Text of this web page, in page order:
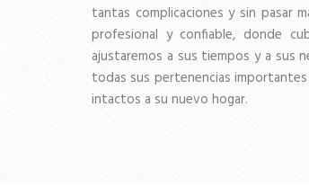
tantas complicaciones y sin pasar
profesional y confiable, donde
ajustaremos a sus tiempos y a sus
todas sus pertenencias
intactos a su nuevo hogar.